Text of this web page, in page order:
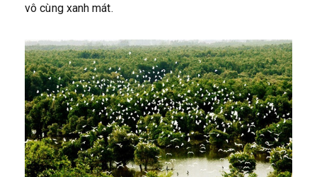
vô cùng xanh mát.